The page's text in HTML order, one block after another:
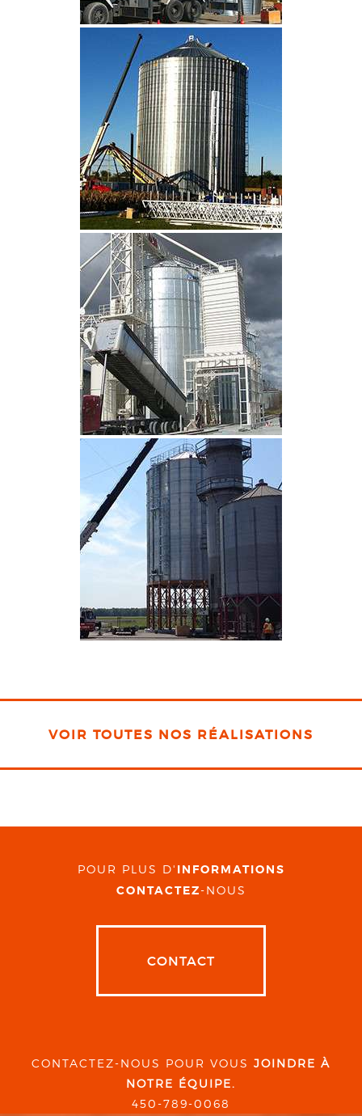
CLIQUEZ POUR AGRANDIR
CLIQUEZ POUR AGRANDIR
CLIQUEZ POUR AGRANDIR
VOIR TOUTES NOS RÉALISATIONS
POUR PLUS D' INFORMATIONS
CONTACTEZ-NOUS
CONTACT
CONTACTEZ-NOUS POUR VOUS JOINDRE À
NOTRE ÉQUIPE.
450-789-0068